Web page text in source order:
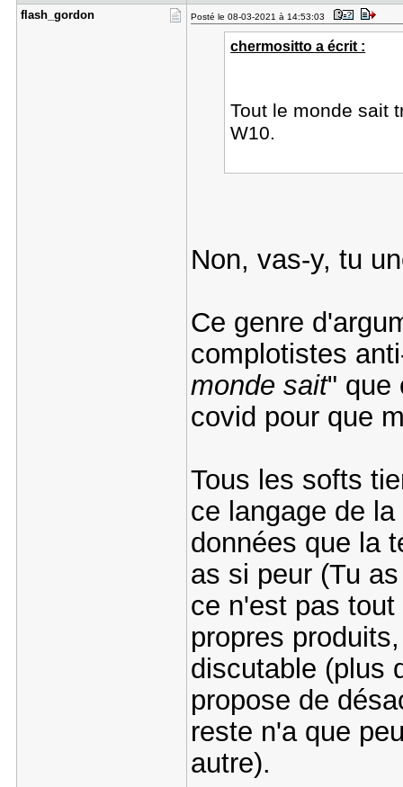
flash_gord​on Posté le 08-03-2021 à 14:53:03
chermositto a écrit :
Tout le monde sait
W10.
Non, vas-y, tu
Ce genre
complotistes
monde sait" que
covid pour que
Tous les softs
ce langage de
données que la
as si peur (Tu
ce n'est pas
propres
discutable (plus
propose de
reste n'a que
autre).